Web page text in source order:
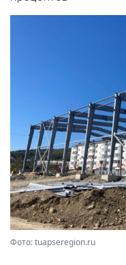
Фото: tuapseregion.ru